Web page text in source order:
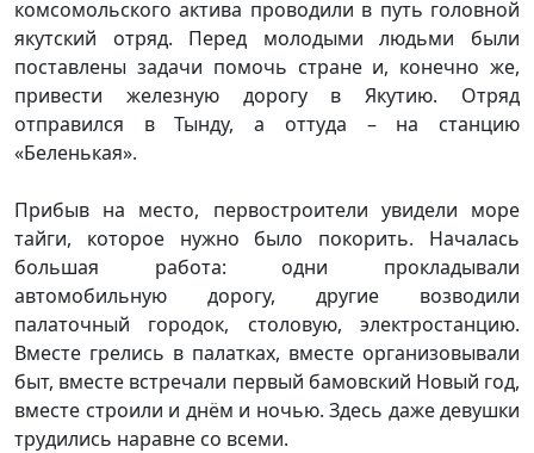
комсомольского актива проводили в путь головной
якутский отряд. Перед молодыми людьми были
поставлены задачи помочь стране и, конечно же,
привести железную дорогу в Якутию. Отряд
отправился в Тынду, а оттуда – на станцию
«Беленькая».
Прибыв на место, первостроители увидели море
тайги, которое нужно было покорить. Началась
большая работа: одни прокладывали
автомобильную дорогу, другие возводили
палаточный городок, столовую, электростанцию.
Вместе грелись в палатках, вместе организовывали
быт, вместе встречали первый бамовский Новый год,
вместе строили и днём и ночью. Здесь даже девушки
трудились наравне со всеми.